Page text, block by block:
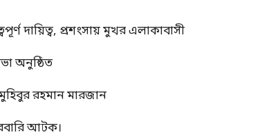
দায়িত্ব, প্রশংসায় মুখর এলাকাবাসী
অনুষ্ঠিত
রহমান মারজান
আটক।